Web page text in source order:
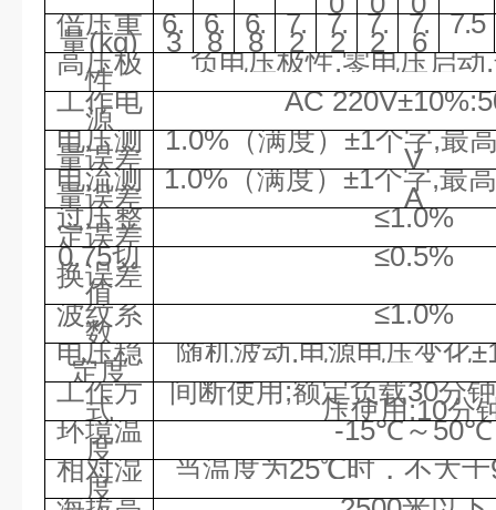
倍压重
量(kg)
6.
3
6.
8
6.
8
7.
2
7.
2
7.
2
7.
6
7.5
高压极
性
负电压极性,零电压启动
工作电
源
AC
电压测
量误差
1.0%（满度）±1个字,最
V
电流测
量误差
1.0%（满度）±1个字,最
A
过压整
定误差
≤1.0%
0.75切
换误差
值
≤0.5%
波纹系
数
≤1.0%
电压稳
定度
随机波动,电源电压变化
工作方
式
间断使用;额定负载30分
压使用:10分
环境温
度
-15℃～50℃
相对湿
度
当温度为25℃时，不大